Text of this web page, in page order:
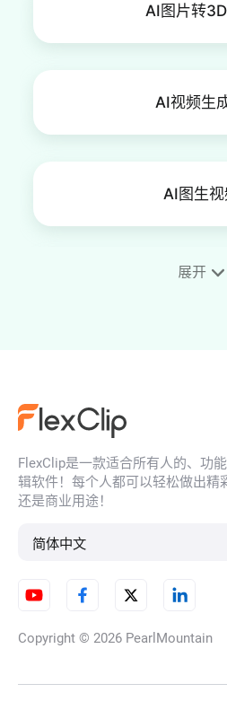
AI图片转
AI视频生
AI图生
角色一致性视
展开
FlexClip是一款适合所有人的、功
辑软件！每个人都可以轻松做出精
还是商业用途！
简体中文
Copyright © 2026 PearlMountain